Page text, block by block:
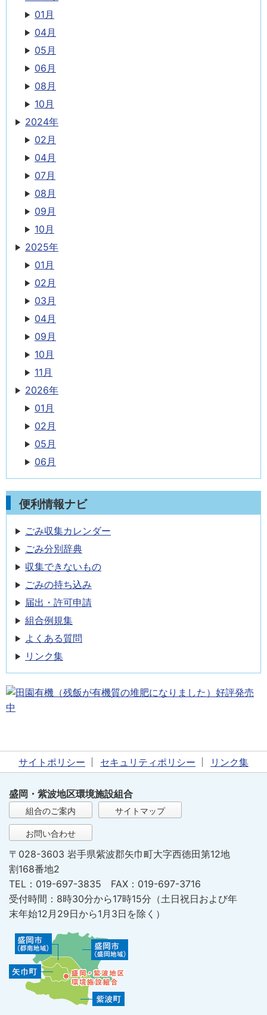
01月
04月
05月
06月
08月
10月
2024年
02月
04月
07月
08月
09月
10月
2025年
01月
02月
03月
04月
09月
10月
11月
2026年
01月
02月
05月
06月
便利情報ナビ
ごみ収集カレンダー
ごみ分別辞典
収集できないもの
ごみの持ち込み
届出・許可申請
組合例規集
よくある質問
リンク集
サイトポリシー セキュリティポリシー リンク集
盛岡・紫波地区環境施設組合
組合のご案内 サイトマップ
お問い合わせ
〒028-3603 岩手県紫波郡矢巾町大字西徳田第12地
割168番地2
TEL：019-697-3835 FAX：019-697-3716
受付時間：8時30分から17時15分（土日祝日および年
末年始12月29日から1月3日を除く）